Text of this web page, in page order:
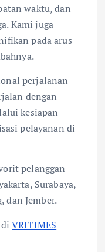
waktu, dan
Kami juga
pada arus
perjalanan
dengan
kesiapan
pelayanan di
pelanggan
Surabaya,
dan Jember.
diVRITIMES